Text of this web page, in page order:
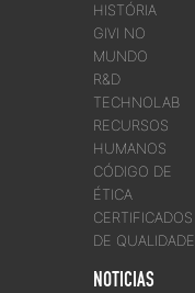
HISTÓRIA
GIVI NO
MUNDO
R&D
TECHNOLAB
RECURSOS
HUMANOS
CÓDIGO DE
ÉTICA
CERTIFICADOS
DE QUALIDADE
NOTICIAS